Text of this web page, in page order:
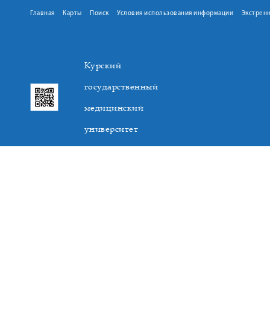
Главная Карты Поиск Условия использования информации
Курский
государственный
медицинский
университет